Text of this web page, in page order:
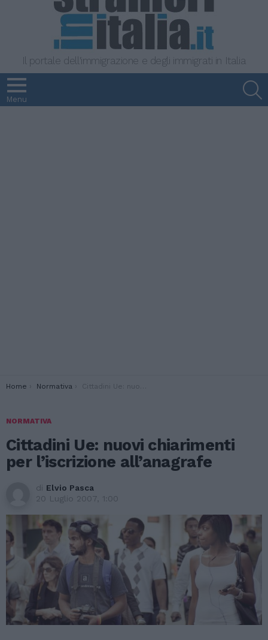
Il portale dell'immigrazione e degli immigrati in Italia
Menu
You are here:
Home Normativa Cittadini Ue: nuovi chiarimenti per l’iscrizione all’anagrafe
NORMATIVA
Cittadini Ue: nuovi chiarimenti
per l’iscrizione all’anagrafe
di Elvio Pasca
20 Luglio 2007, 1:00